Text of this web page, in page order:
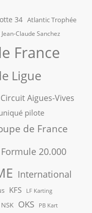
34 Atlantic Trophée
Claude Sanchez
France
Ligue
Circuit Aigues-Vives
pilote
de France
Formule 20.000
International
KFS LF Karting
NSK OKS PB Kart